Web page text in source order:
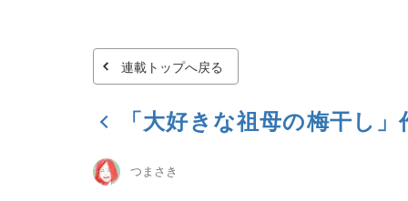
連載トップへ戻る
「大好きな祖母の梅干し
つまさき